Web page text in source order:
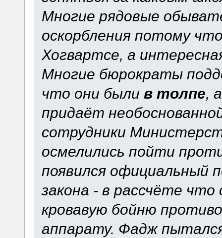
Многие рядовые
оскорбления потому
Хогвартсе, а
Многие бюрократы
что они были в толпе,
придаёт
сотрудники
осмелились пойти
появился официальный
закона - в рассчёте
кровавую бойню
аппарату. Фадж